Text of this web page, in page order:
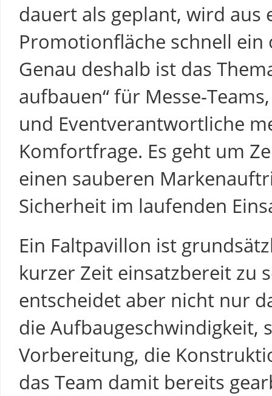
dauert als geplant, wird aus
Promotionfläche schnell
Genau deshalb ist das
aufbauen“ für Messe-
und Eventverantwortliche
Komfortfrage. Es geht um
einen sauberen
Sicherheit im laufenden
Ein Faltpavillon ist
kurzer Zeit einsatzbereit zu
entscheidet aber nicht nur
die Aufbaugeschwindigkeit,
Vorbereitung, die
das Team damit bereits